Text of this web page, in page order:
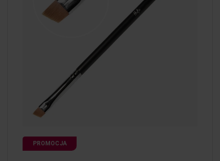
PROMOCJA